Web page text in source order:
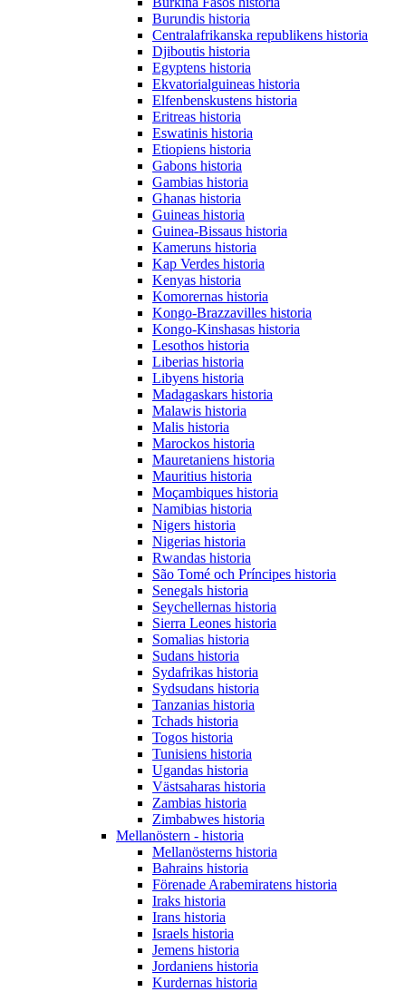
Burundis historia
Centralafrikanska republikens historia
Djiboutis historia
Egyptens historia
Ekvatorialguineas historia
Elfenbenskustens historia
Eritreas historia
Eswatinis historia
Etiopiens historia
Gabons historia
Gambias historia
Ghanas historia
Guineas historia
Guinea-Bissaus historia
Kameruns historia
Kap Verdes historia
Kenyas historia
Komorernas historia
Kongo-Brazzavilles historia
Kongo-Kinshasas historia
Lesothos historia
Liberias historia
Libyens historia
Madagaskars historia
Malawis historia
Malis historia
Marockos historia
Mauretaniens historia
Mauritius historia
Moçambiques historia
Namibias historia
Nigers historia
Nigerias historia
Rwandas historia
São Tomé och Príncipes historia
Senegals historia
Seychellernas historia
Sierra Leones historia
Somalias historia
Sudans historia
Sydafrikas historia
Sydsudans historia
Tanzanias historia
Tchads historia
Togos historia
Tunisiens historia
Ugandas historia
Västsaharas historia
Zambias historia
Zimbabwes historia
Mellanöstern - historia
Mellanösterns historia
Bahrains historia
Förenade Arabemiratens historia
Iraks historia
Irans historia
Israels historia
Jemens historia
Jordaniens historia
Kurdernas historia